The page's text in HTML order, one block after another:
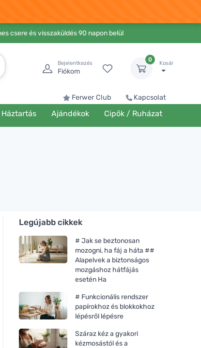
csere és visszaküldés 90 napon belül
Bejelentkezés
Fiókom
0
Kosár
Ferwer Club Kapcsolat
Háztartás Ajándékok Cipők / Ruházat
Legújabb cikkek
# Jak se beztonosan
mozogni, ha fáj a háta ##
Alapelvek a biztonságos
mozgáshoz hátfájás
esetén Ha
# Funkcionális rendszer
papírokhoz és blokkokhoz
lépésről lépésre
Száraz kéz a gyakori
kézmosástól és a